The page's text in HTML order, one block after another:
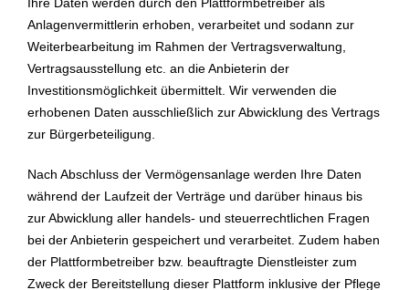
Anlagenvermittlerin erhoben, verarbeitet und sodann zur
Weiterbearbeitung im Rahmen der Vertragsverwaltung,
Vertragsausstellung etc. an die Anbieterin der
Investitionsmöglichkeit übermittelt. Wir verwenden die
erhobenen Daten ausschließlich zur Abwicklung des Vertrags
zur Bürgerbeteiligung.
Nach Abschluss der Vermögensanlage werden Ihre Daten
während der Laufzeit der Verträge und darüber hinaus bis
zur Abwicklung aller handels- und steuerrechtlichen Fragen
bei der Anbieterin gespeichert und verarbeitet. Zudem haben
der Plattformbetreiber bzw. beauftragte Dienstleister zum
Zweck der Bereitstellung dieser Plattform inklusive der Pflege